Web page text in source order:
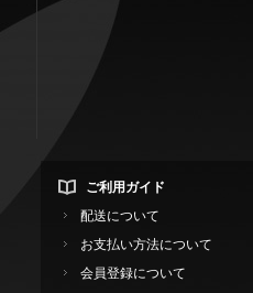
ご利用ガイド
配送について
お支払い方法について
会員登録について